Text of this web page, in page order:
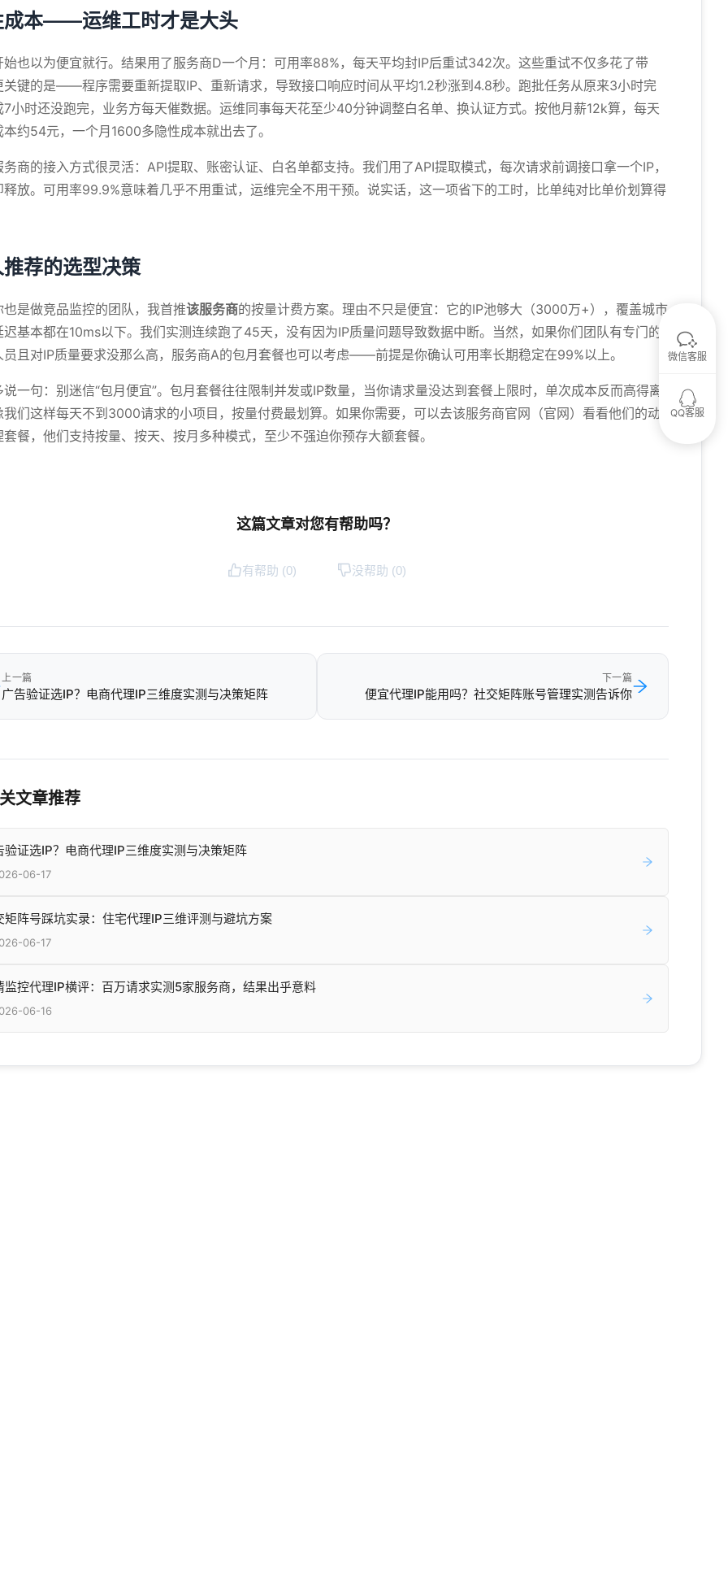
微信客服
QQ客服
成本——运维工时才是大头
始也以为便宜就行。结果用了服务商D一个月：可用率88%，每天平均封IP后重试342次。这些重试不仅多花了带
关键的是——程序需要重新提取IP、重新请求，导致接口响应时间从平均1.2秒涨到4.8秒。跑批任务从原来3小时完
7小时还没跑完，业务方每天催数据。运维同事每天花至少40分钟调整白名单、换认证方式。按他月薪12k算，每天
本约54元，一个月1600多隐性成本就出去了。
务商的接入方式很灵活：API提取、账密认证、白名单都支持。我们用了API提取模式，每次请求前调接口拿一个IP，
释放。可用率99.9%意味着几乎不用重试，运维完全不用干预。说实话，这一项省下的工时，比单纯对比单价划算得
荐的选型决策
也是做竞品监控的团队，我首推该服务商的按量计费方案。理由不只是便宜：它的IP池够大（3000万+），覆盖城市
迟基本都在10ms以下。我们实测连续跑了45天，没有因为IP质量问题导致数据中断。当然，如果你们团队有专门的
员且对IP质量要求没那么高，服务商A的包月套餐也可以考虑——前提是你确认可用率长期稳定在99%以上。
说一句：别迷信“包月便宜”。包月套餐往往限制并发或IP数量，当你请求量没达到套餐上限时，单次成本反而高得离
我们这样每天不到3000请求的小项目，按量付费最划算。如果你需要，可以去该服务商官网（官网）看看他们的动
餐，他们支持按量、按天、按月多种模式，至少不强迫你预存大额套餐。
这篇文章对您有帮助吗？
有帮助 (0) 没帮助 (0)
上一篇
广告验证选IP？电商代理IP三维度实测与决策矩阵
下一篇
便宜代理IP能用吗？社交矩阵账号管理实测告诉你
文章推荐
验证选IP？电商代理IP三维度实测与决策矩阵
06-17
矩阵号踩坑实录：住宅代理IP三维评测与避坑方案
06-17
监控代理IP横评：百万请求实测5家服务商，结果出乎意料
06-16